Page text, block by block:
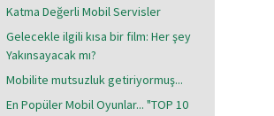
Katma Değerli Mobil Servisler
Gelecekle ilgili kısa bir film: Her şey
Yakınsayacak mı?
Mobilite mutsuzluk getiriyormuş...
En Popüler Mobil Oyunlar... "TOP 10